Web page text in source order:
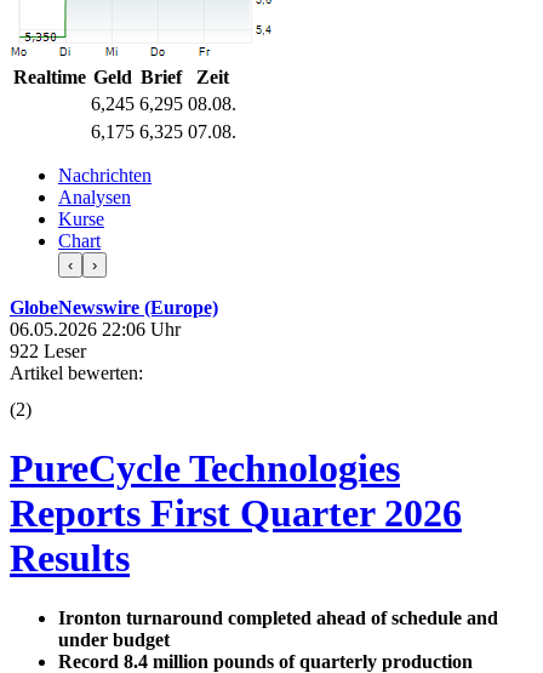
Realtime Geld Brief
Zeit
6,245 6,295 08.08.
6,175 6,325 07.08.
Nachrichten
Analysen
Kurse
Chart
‹ ›
GlobeNewswire (Europe)
06.05.2026 22:06 Uhr
922 Leser
Artikel bewerten:
(2)
PureCycle Technologies
Reports First Quarter 2026
Results
Ironton turnaround completed ahead of schedule and
under budget
Record 8.4 million pounds of quarterly production